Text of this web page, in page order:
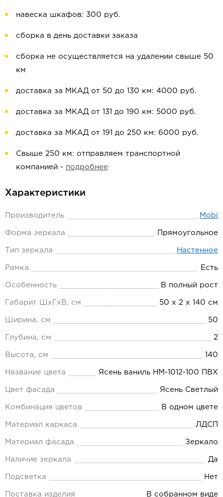
навеска шкафов: 300 руб.
сборка в день доставки заказа
сборка не осуществляется на удалении свыше 50
км
доставка за МКАД от 50 до 130 км: 4000 руб.
доставка за МКАД от 131 до 190 км: 5000 руб.
доставка за МКАД от 191 до 250 км: 6000 руб.
Свыше 250 км: отправляем транспортной
компанией - подробнее
Характеристики
Производитель Mobi
Форма зеркала Прямоугольное
Тип зеркала Настенное
Рамка Есть
Особенность В полный рост
Габарит ШхГхВ, см 50 х 2 х 140 см
Ширина, см 50
Глубина, см 2
Высота, см 140
Название цвета Ясень ваниль НМ-1012-100 ПВХ
Цвет фасада Ясень Светлый
Комбинация цветов В одном цвете
Материал каркаса ЛДСП
Материал фасада Зеркало
Наличие зеркала Да
Подсветка Нет
Поставка изделия В собранном виде